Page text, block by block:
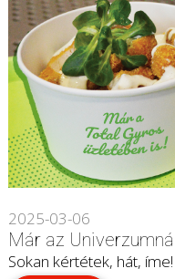
2025-03-06
Már az
Sokan kértétek, hát, íme!